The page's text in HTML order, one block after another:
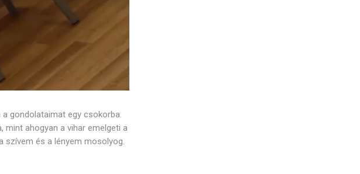
gondolataimat egy csokorba.
mint ahogyan a vihar emelgeti a
szívem és a lényem mosolyog.